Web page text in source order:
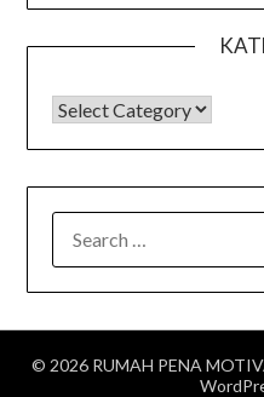
KATEGORI
FOR:
© 2026 RUMAH PENA